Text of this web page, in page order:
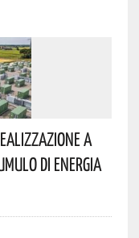
A
Di Energia